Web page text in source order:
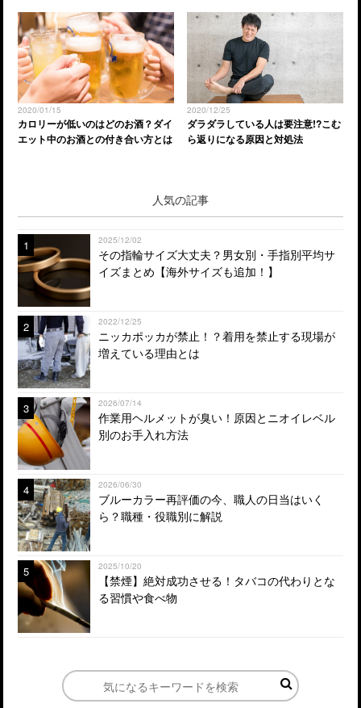
2020/01/15
カロリーが低いのはどのお酒？ダイ
エット中のお酒との付き合い方とは
2020/12/25
ダラダラしている人は要注意!?こむ
ら返りになる原因と対処法
人気の記事
1 2025/12/02
その指輪サイズ大丈夫？男女別・手指別平均サ
イズまとめ【海外サイズも追加！】
2 2022/12/25
ニッカポッカが禁止！？着用を禁止する現場が
増えている理由とは
3 2026/07/14
作業用ヘルメットが臭い！原因とニオイレベル
別のお手入れ方法
4 2026/06/30
ブルーカラー再評価の今、職人の日当はいく
ら？職種・役職別に解説
5 2025/10/20
【禁煙】絶対成功させる！タバコの代わりとな
る習慣や食べ物